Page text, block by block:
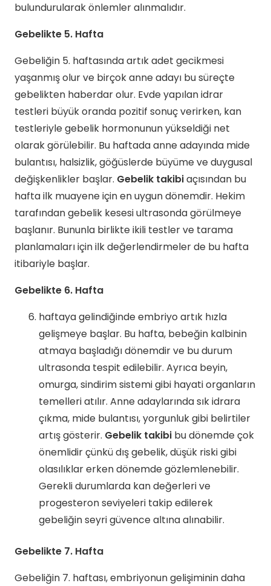
bulundurularak önlemler alınmalıdır.
Gebelikte 5. Hafta
Gebeliğin 5. haftasında artık adet gecikmesi
yaşanmış olur ve birçok anne adayı bu süreçte
gebelikten haberdar olur. Evde yapılan idrar
testleri büyük oranda pozitif sonuç verirken, kan
testleriyle gebelik hormonunun yükseldiği net
olarak görülebilir. Bu haftada anne adayında mide
bulantısı, halsizlik, göğüslerde büyüme ve duygusal
değişkenlikler başlar. Gebelik takibiaçısından bu
hafta ilk muayene için en uygun dönemdir. Hekim
tarafından gebelik kesesi ultrasonda görülmeye
başlanır. Bununla birlikte ikili testler ve tarama
planlamaları için ilk değerlendirmeler de bu hafta
itibariyle başlar.
Gebelikte 6. Hafta
haftaya gelindiğinde embriyo artık hızla
gelişmeye başlar. Bu hafta, bebeğin kalbinin
atmaya başladığı dönemdir ve bu durum
ultrasonda tespit edilebilir. Ayrıca beyin,
omurga, sindirim sistemi gibi hayati organların
temelleri atılır. Anne adaylarında sık idrara
çıkma, mide bulantısı, yorgunluk gibi belirtiler
artış gösterir. Gebelik takibi bu dönemde çok
önemlidir çünkü dış gebelik, düşük riski gibi
olasılıklar erken dönemde gözlemlenebilir.
Gerekli durumlarda kan değerleri ve
progesteron seviyeleri takip edilerek
gebeliğin seyri güvence altına alınabilir.
Gebelikte 7. Hafta
Gebeliğin 7. haftası, embriyonun gelişiminin daha